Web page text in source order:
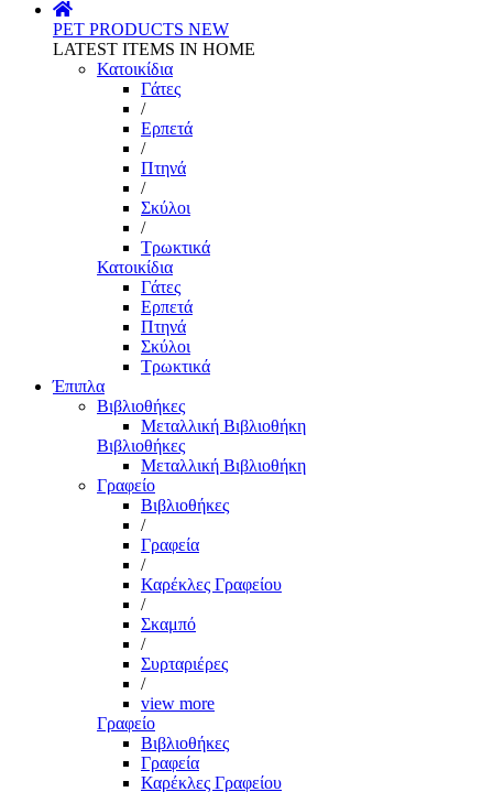
PET PRODUCTS NEW
LATEST ITEMS IN HOME
Κατοικίδια
Γάτες
/
Ερπετά
/
Πτηνά
/
Σκύλοι
/
Τρωκτικά
Κατοικίδια
Γάτες
Ερπετά
Πτηνά
Σκύλοι
Τρωκτικά
Έπιπλα
Βιβλιοθήκες
Μεταλλική Βιβλιοθήκη
Βιβλιοθήκες
Μεταλλική Βιβλιοθήκη
Γραφείο
Βιβλιοθήκες
/
Γραφεία
/
Καρέκλες Γραφείου
/
Σκαμπό
/
Συρταριέρες
/
view more
Γραφείο
Βιβλιοθήκες
Γραφεία
Καρέκλες Γραφείου